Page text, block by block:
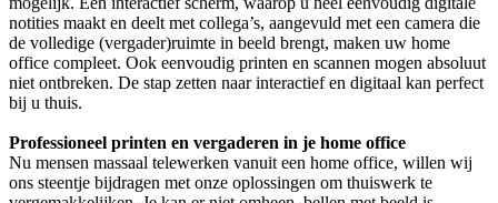
notities maakt en deelt met collega’s, aangevuld met een camera die
de volledige (vergader)ruimte in beeld brengt, maken uw home
office compleet. Ook eenvoudig printen en scannen mogen absoluut
niet ontbreken. De stap zetten naar interactief en digitaal kan perfect
bij u thuis.
Professioneel printen en vergaderen in je home office
Nu mensen massaal telewerken vanuit een home office, willen wij
ons steentje bijdragen met onze oplossingen om thuiswerk te